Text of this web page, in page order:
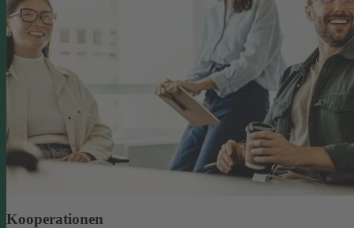
Kooperationen